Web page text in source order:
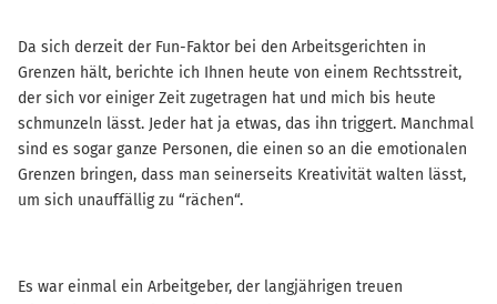
Da sich derzeit der Fun-Faktor bei den Arbeitsgerichten in
Grenzen hält, berichte ich Ihnen heute von einem Rechtsstreit,
der sich vor einiger Zeit zugetragen hat und mich bis heute
schmunzeln lässt. Jeder hat ja etwas, das ihn triggert. Manchmal
sind es sogar ganze Personen, die einen so an die emotionalen
Grenzen bringen, dass man seinerseits Kreativität walten lässt,
um sich unauffällig zu “rächen“.
Es war einmal ein Arbeitgeber, der langjährigen treuen